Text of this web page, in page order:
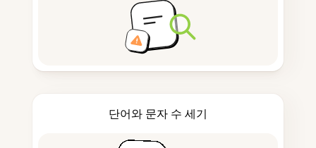
단어와 문자 수 세기